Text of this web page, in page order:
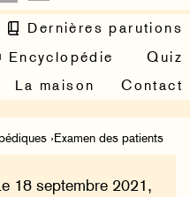
Dernières parutions
Encyclopédie
Quiz
La maison Contact
›Examen des patients
18 septembre 2021,